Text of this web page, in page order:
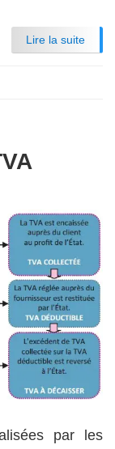
Lire la suite
par les